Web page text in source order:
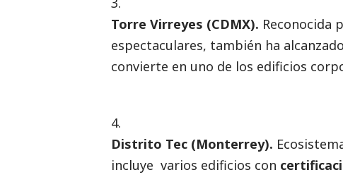
Torre Virreyes (CDMX). Reconocida
espectaculares, también ha
convierte en uno de los edificios
Distrito Tec (Monterrey).
incluye varios edificios con